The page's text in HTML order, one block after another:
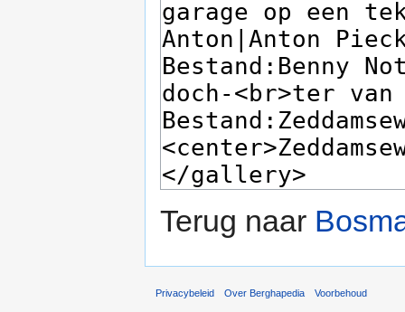
Terug naar
Privacybeleid Over Berghapedia Voorbehoud